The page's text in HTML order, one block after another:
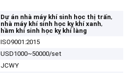
Dự án nhà máy khí sinh học thị trấn,
nhà máy khí sinh học kỵ khí xanh,
hầm khí sinh học kỵ khí làng
ISO9001:2015
USD1000~50000/set
JCWY